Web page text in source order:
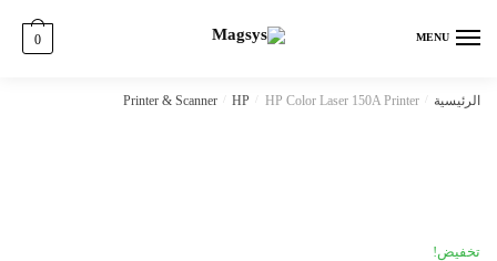
MENU
0
الرئيسية Printer & Scanner HP HP Color Laser 150A Printer
تخفيض!